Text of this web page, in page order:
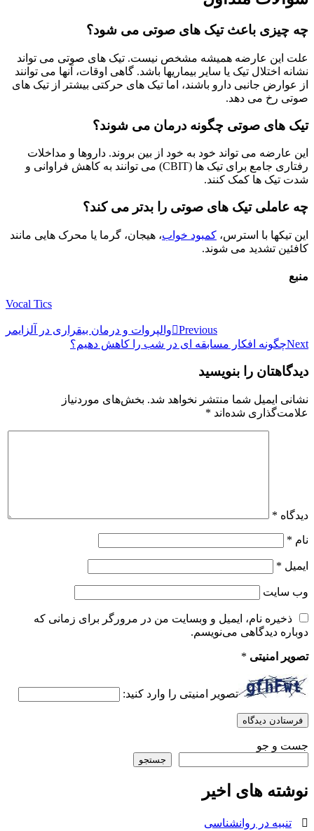
چه چیزی باعث تیک های صوتی می شود؟
علت این عارضه همیشه مشخص نیست. تیک های صوتی می تواند
نشانه اختلال تیک یا سایر بیماریها باشد. گاهی اوقات، آنها می توانند
از عوارض جانبی دارو باشند، اما تیک های حرکتی بیشتر از تیک های
صوتی رخ می دهد.
تیک های صوتی چگونه درمان می شوند؟
این عارضه می تواند خود به خود از بین بروند. داروها و مداخلات
رفتاری جامع برای تیک ها (CBIT) می توانند به کاهش فراوانی و
شدت تیک ها کمک کنند.
چه عاملی تیک های صوتی را بدتر می کند؟
این تیکها با استرس، کمبود خواب، هیجان، گرما یا محرک هایی مانند
کافئین تشدید می شوند.
منبع
Vocal Tics
نوشته
Previous
والپروات و درمان بیقراری در آلزایمر
Nextچگونه افکار مسابقه ای در شب را کاهش دهیم؟
دیدگاهتان را بنویسید
نشانی ایمیل شما منتشر نخواهد شد. بخش‌های موردنیاز
علامت‌گذاری شده‌اند *
دیدگاه *
نام *
ایمیل *
وب‌ سایت
ذخیره نام، ایمیل و وبسایت من در مرورگر برای زمانی که
دوباره دیدگاهی می‌نویسم.
تصویر امنیتی *
تصویر امنیتی را وارد کنید:
جست و جو
جستجو
نوشته های اخیر
تنبیه در روانشناسی